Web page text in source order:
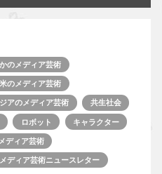
のメディア芸術
のメディア芸術
アのメディア芸術 共生社会
ロボット キャラクター
ディア芸術
メディア芸術ニュースレター